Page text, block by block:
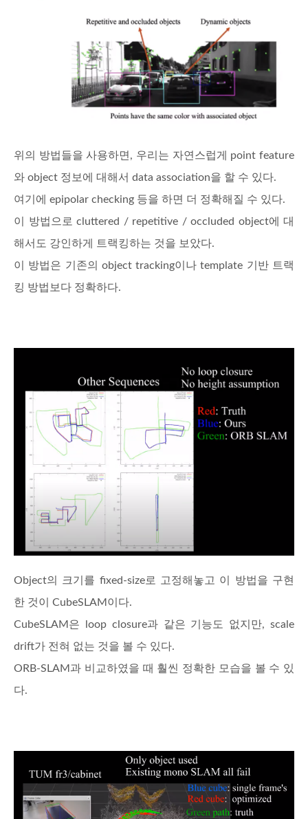
위의 방법들을 사용하면, 우리는 자연스럽게 point feature
와 object 정보에 대해서 data association을 할 수 있다.
여기에 epipolar checking 등을 하면 더 정확해질 수 있다.
이 방법으로 cluttered / repetitive / occluded object에 대
해서도 강인하게 트랙킹하는 것을 보았다.
이 방법은 기존의 object tracking이나 template 기반 트랙
킹 방법보다 정확하다.
Object의 크기를 fixed-size로 고정해놓고 이 방법을 구현
한 것이 CubeSLAM이다.
CubeSLAM은 loop closure과 같은 기능도 없지만, scale
drift가 전혀 없는 것을 볼 수 있다.
ORB-SLAM과 비교하였을 때 훨씬 정확한 모습을 볼 수 있
다.